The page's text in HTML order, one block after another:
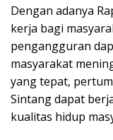
Dengan adanya
kerja bagi
pengangguran
masyarakat
yang tepat,
Sintang dapat
kualitas hidup